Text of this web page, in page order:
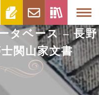
タベース – 長野
関山家文書